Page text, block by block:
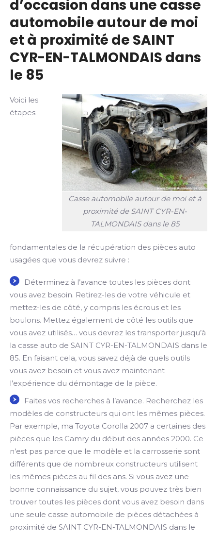
d’occasion dans une casse
automobile autour de moi
et à proximité de SAINT
CYR-EN-TALMONDAIS dans
le 85
Casse automobile autour de moi et à
proximité de SAINT CYR-EN-
TALMONDAIS dans le 85
Voici les
étapes
fondamentales de la récupération des pièces auto
usagées que vous devrez suivre :
Déterminez à l’avance toutes les pièces dont
vous avez besoin. Retirez-les de votre véhicule et
mettez-les de côté, y compris les écrous et les
boulons. Mettez également de côté les outils que
vous avez utilisés… vous devrez les transporter jusqu’à
la casse auto de SAINT CYR-EN-TALMONDAIS dans le
85. En faisant cela, vous savez déjà de quels outils
vous avez besoin et vous avez maintenant
l’expérience du démontage de la pièce.
Faites vos recherches à l’avance. Recherchez les
modèles de constructeurs qui ont les mêmes pièces.
Par exemple, ma Toyota Corolla 2007 a certaines des
pièces que les Camry du début des années 2000. Ce
n’est pas parce que le modèle et la carrosserie sont
différents que de nombreux constructeurs utilisent
les mêmes pièces au fil des ans. Si vous avez une
bonne connaissance du sujet, vous pouvez très bien
trouver toutes les pièces dont vous avez besoin dans
une seule casse automobile de pièces détachées à
proximité de SAINT CYR-EN-TALMONDAIS dans le